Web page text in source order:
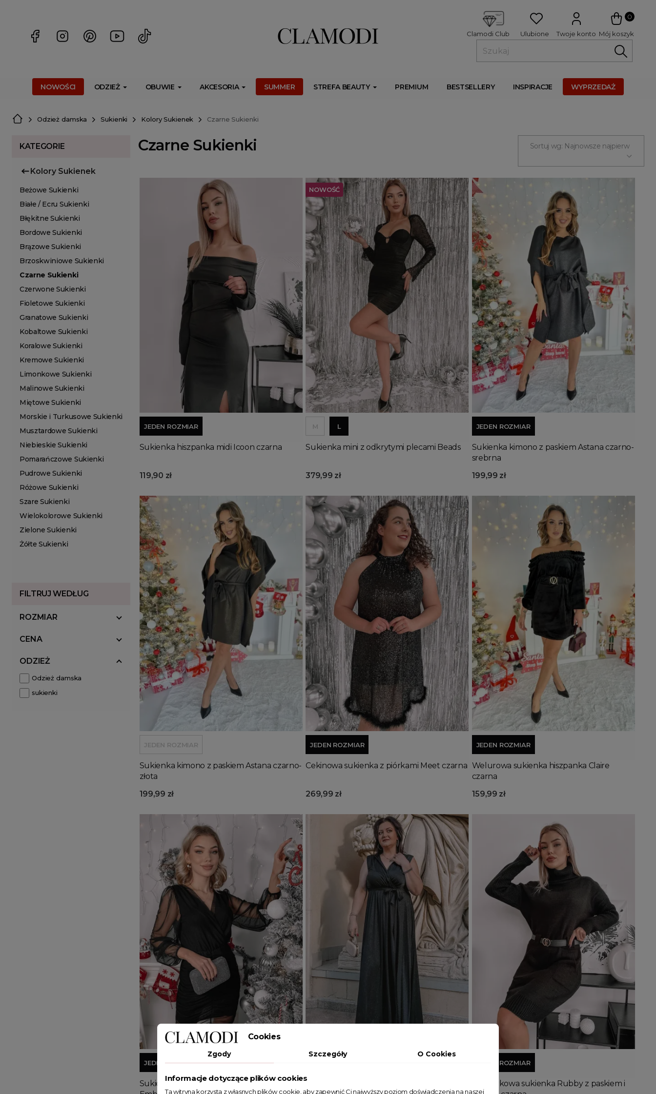
0
Mój koszyk
Twoje konto
Ulubione
Clamodi Club
NOWOŚCI ODZIEŻ OBUWIE AKCESORIA SUMMER STREFA BEAUTY PREMIUM BESTSELLERY INSPIRACJE WYPRZEDAŻ
Odzież damska Sukienki Kolory Sukienek Czarne Sukienki
KATEGORIE
Kolory Sukienek
Beżowe Sukienki
Białe / Ecru Sukienki
Błękitne Sukienki
Bordowe Sukienki
Brązowe Sukienki
Brzoskwiniowe Sukienki
Czarne Sukienki
Czerwone Sukienki
Fioletowe Sukienki
Granatowe Sukienki
Kobaltowe Sukienki
Koralowe Sukienki
Kremowe Sukienki
Limonkowe Sukienki
Malinowe Sukienki
Miętowe Sukienki
Morskie i Turkusowe Sukienki
Musztardowe Sukienki
Niebieskie Sukienki
Pomarańczowe Sukienki
Pudrowe Sukienki
Różowe Sukienki
Szare Sukienki
Wielokolorowe Sukienki
Zielone Sukienki
Żółte Sukienki
FILTRUJ WEDŁUG
ROZMIAR
CENA
ODZIEŻ
Odzież damska
sukienki
Czarne Sukienki Sortuj wg: Najnowsze najpierw
Dodaj do koszyka
JEDEN ROZMIAR
Sukienka hiszpanka midi Icoon czarna
119,90 zł
Dodaj do koszyka
M L
Sukienka mini z odkrytymi plecami Beads
379,99 zł
NOWOŚĆ
JEDEN ROZMIAR
Sukienka kimono z paskiem Astana czarno-
srebrna
199,99 zł
Dodaj do koszyka
Wyprzedany
JEDEN ROZMIAR
Sukienka kimono z paskiem Astana czarno-
złota
199,99 zł
Dodaj do koszyka
JEDEN ROZMIAR
Cekinowa sukienka z piórkami Meet czarna
269,99 zł
JEDEN ROZMIAR
Welurowa sukienka hiszpanka Claire
czarna
159,99 zł
JEDEN ROZMIAR
Sukienka mini z transparentnymi rękawami
Dodaj do koszyka
Brokatowa sukienka z paskiem Night
JEDEN ROZMIAR
Sweterkowa sukienka Rubby z paskiem i
Cookies
Zgody Szczegóły O Cookies
Informacje dotyczące plików cookies
Ta witryna korzysta z własnych plików cookie, aby zapewnić Ci najwyższy poziom doświadczenia na naszej